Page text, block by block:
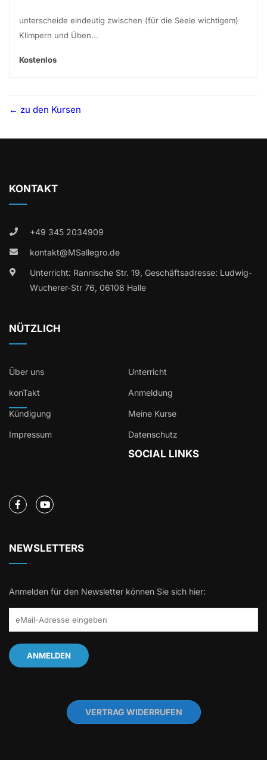
unterscheide eindeutig zwischen (für die Seele wichtigem)
Klimpern und Üben...
Kostenlos
zu den Kursen
KONTAKT
+49 345 2034909
kontakt@MSallegro.de
Unterricht: Rannische Str. 19, Geschäftsadresse: Ludwig-
Wucherer-Str 76, 06108 Halle
NÜTZLICH
Über uns Unterricht
konTakt Anmeldung
Kündigung Meine Kurse
Impressum Datenschutz
SOCIAL LINKS
NEWSLETTERS
Anmelden für den Newsletter können Sie sich hier:
VERTRAG WIDERRUFEN